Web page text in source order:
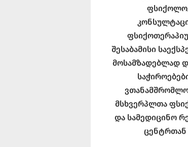
შესაბამისი
მოსამზადებლად
მსხვერპლთა
და სამედიცინო
ცენტრთან